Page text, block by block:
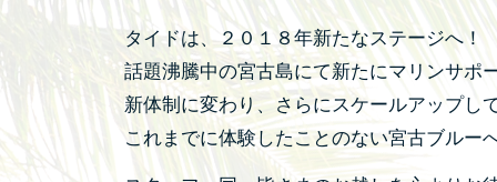
タイドは、２０１８年新たなステージへ！
話題沸騰中の宮古島にて新たにマリンサポ
新体制に変わり、さらにスケールアップし
これまでに体験したことのない宮古ブルー